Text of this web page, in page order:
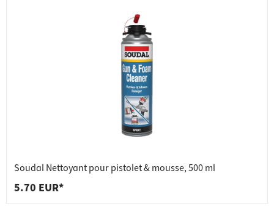
Soudal Nettoyant pour pistolet & mousse, 500 ml
5.70 EUR*